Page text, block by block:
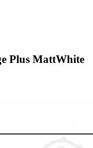
Plus MattWhite